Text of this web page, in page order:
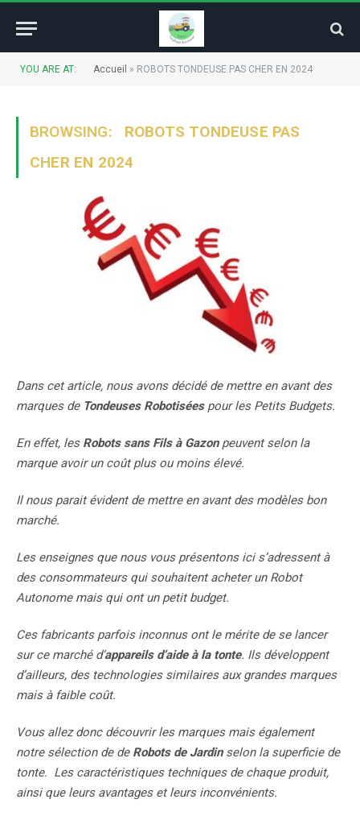
YOU ARE AT: Accueil » ROBOTS TONDEUSE PAS CHER EN 2024
BROWSING:
ROBOTS TONDEUSE PAS
CHER EN 2024
Dans cet article, nous avons décidé de mettre en avant des
marques de Tondeuses Robotiséespour les Petits Budgets.
En effet, les Robots sans Fils à Gazonpeuvent selon la
marque avoir un coût plus ou moins élevé.
Il nous parait évident de mettre en avant des modèles bon
marché.
Les enseignes que nous vous présentons ici s’adressent à
des consommateurs qui souhaitent acheter un Robot
Autonome mais qui ont un petit budget.
Ces fabricants parfois inconnus ont le mérite de se lancer
sur ce marché d’appareils d’aide à la tonte. Ils développent
d’ailleurs, des technologies similaires aux grandes marques
mais à faible coût.
Vous allez donc découvrir les marques mais également
notre sélection de de Robots de Jardinselon la superficie de
tonte. Les caractéristiques techniques de chaque produit,
ainsi que leurs avantages et leurs inconvénients.